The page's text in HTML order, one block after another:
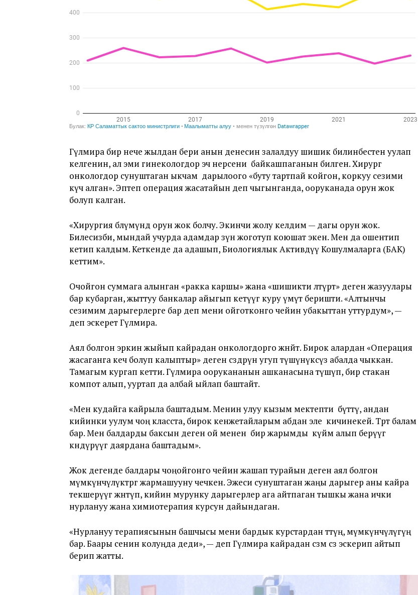
Гүлмира бир нече жылдан бери анын денесин залалдуу шишик билинбестен уулап
келгенин, ал эми гинекологдор эч нерсени байкашпаганын билген. Хирург
онкологдор сунуштаган ыкчам дарылоого «буту тартпай койгон, коркуу сезими
күч алган». Эптеп операция жасатайын деп чыгынганда, ооруканада орун жок
болуп калган.
«Хирургия бөлүмүндө орун жок болчу. Экинчи жолу келдим — дагы орун жок.
Билесизби, мындай учурда адамдар өзүн жоготуп коюшат экен. Мен да ошентип
кетип калдым. Кеткенде да адашып, Биологиялык Активдүү Кошулмаларга (БАК)
кеттим».
Очойгон суммага алынган «ракка каршы» жана «шишикти өлтүрөт» деген жазуулары
бар кубарган, жыттуу банкалар айыгып кетүүгө куру үмүт беришти. «Алтынчы
сезимим дарыгерлерге бар деп мени ойготконго чейин убакыттан уттурдум», —
деп эскерет Гүлмира.
Аял болгон эркин жыйып кайрадан онкологдорго жөнөйт. Бирок алардан «Операция
жасаганга кеч болуп калыптыр» деген сөздөрүн угуп түшүнүксүз абалда чыккан.
Тамагым кургап кетти. Гүлмира оорукананын ашканасына түшүп, бир стакан
компот алып, ууртап да албай ыйлап баштайт.
«Мен кудайга кайрыла баштадым. Менин улуу кызым мектепти бүттү, андан
кийинки уулум чоң класста, бирок кенжетайларым абдан эле кичинекей. Төрт балам
бар. Мен балдарды баксын деген ой менен бирөө жарымды күйөөмө алып берүүгө
көндүрүүгө даярдана баштадым».
Жок дегенде балдары чоңойгонго чейин жашап турайын деген аял болгон
мүмкүнчүлүктөргө жармашууну чечкен. Эжеси сунуштаган жаңы дарыгер аны кайра
текшерүүгө жөнөтүп, кийин мурунку дарыгерлер ага айтпаган тышкы жана ички
нурлануу жана химиотерапия курсун дайындаган.
«Нурлануу терапиясынын башчысы мени бардык курстардан өттүң, мүмкүнчүлүгүң
бар. Баары сенин колуңда деди», — деп Гүлмира кайрадан сөзмө сөз эскерип айтып
берип жатты.